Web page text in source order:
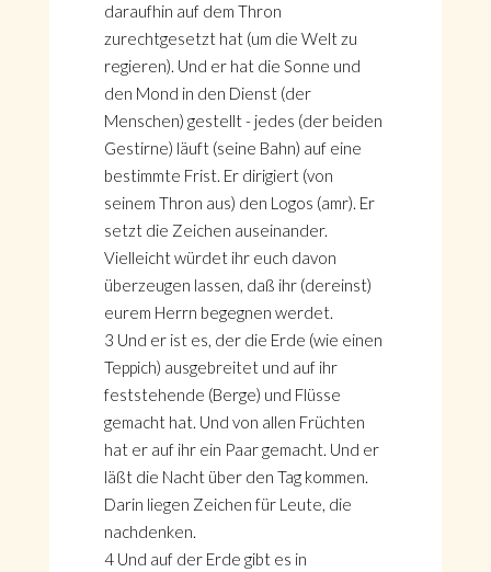
daraufhin auf dem Thron
zurechtgesetzt hat (um die Welt zu
regieren). Und er hat die Sonne und
den Mond in den Dienst (der
Menschen) gestellt - jedes (der beiden
Gestirne) läuft (seine Bahn) auf eine
bestimmte Frist. Er dirigiert (von
seinem Thron aus) den Logos (amr). Er
setzt die Zeichen auseinander.
Vielleicht würdet ihr euch davon
überzeugen lassen, daß ihr (dereinst)
eurem Herrn begegnen werdet.
3 Und er ist es, der die Erde (wie einen
Teppich) ausgebreitet und auf ihr
feststehende (Berge) und Flüsse
gemacht hat. Und von allen Früchten
hat er auf ihr ein Paar gemacht. Und er
läßt die Nacht über den Tag kommen.
Darin liegen Zeichen für Leute, die
nachdenken.
4 Und auf der Erde gibt es in